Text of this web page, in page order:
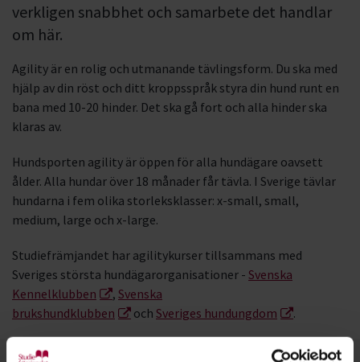
verkligen snabbhet och samarbete det handlar
om här.
Agility är en rolig och utmanande tävlingsform. Du ska med
hjälp av din röst och ditt kroppsspråk styra din hund runt en
bana med 10-20 hinder. Det ska gå fort och alla hinder ska
klaras av.
Hundsporten agility är öppen för alla hundägare oavsett
ålder. Alla hundar över 18 månader får tävla. I Sverige tävlar
hundarna i fem olika storleksklasser: x-small, small,
medium, large och x-large.
Studiefrämjandet har agilitykurser tillsammans med
Sveriges största hundägarorganisationer - Svenska
Kennelklubben
, Svenska
brukshundklubben
och Sveriges hundungdom .